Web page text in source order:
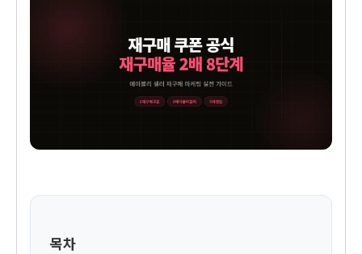
목차